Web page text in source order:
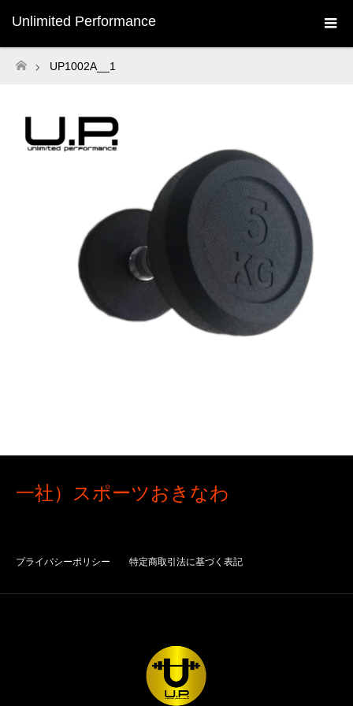
Unlimited Performance
ホーム
UP1002A__1
一社）スポーツおきなわ
プライバシーポリシー 特定商取引法に基づく表記